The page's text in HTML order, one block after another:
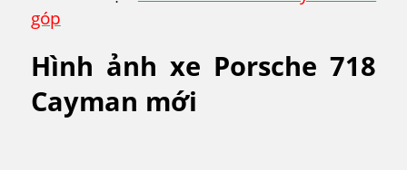
góp
Hình ảnh xe Porsche 718
Cayman mới